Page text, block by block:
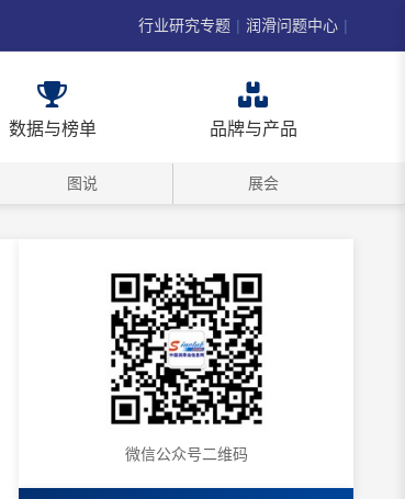
行业研究专题 | 润滑问题中心 |
数据与榜单 品牌与产品
图说
展会
微信公众号二维码